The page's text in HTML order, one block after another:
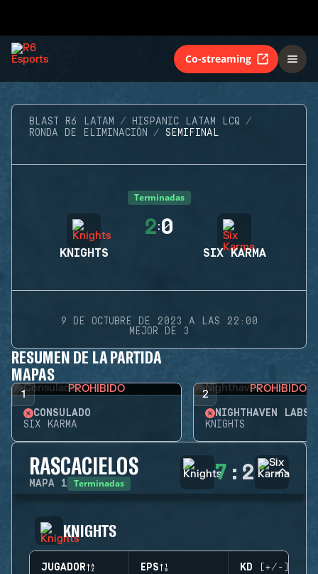
Co-streaming
BLAST R6 LATAM
HISPANIC LATAM LCQ
RONDA DE ELIMINACIÓN
SEMIFINAL
Terminadas
KNIGHTS
2:0
SIX KARMA
9 DE OCTUBRE DE 2023 A LAS 22:00
MEJOR DE 3
RESUMEN DE LA PARTIDA
MAPAS
1 PROHIBIDO
CONSULADO
SIX KARMA
2 PROHIBIDO
NIGHTHAVEN LABS
KNIGHTS
RASCACIELOS
MAPA 1 Terminadas 7 : 2
KNIGHTS
JUGADOR EPS KD (+/-)